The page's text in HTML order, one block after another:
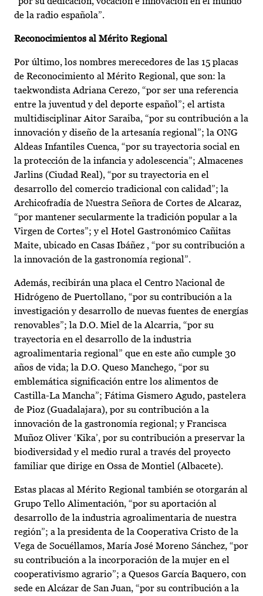
de la radio española”.
Reconocimientos al Mérito Regional
Por último, los nombres merecedores de las 15 placas
de Reconocimiento al Mérito Regional, que son: la
taekwondista Adriana Cerezo, “por ser una referencia
entre la juventud y del deporte español”; el artista
multidisciplinar Aitor Saraiba, “por su contribución a la
innovación y diseño de la artesanía regional”; la ONG
Aldeas Infantiles Cuenca, “por su trayectoria social en
la protección de la infancia y adolescencia”; Almacenes
Jarlins (Ciudad Real), “por su trayectoria en el
desarrollo del comercio tradicional con calidad”; la
Archicofradía de Nuestra Señora de Cortes de Alcaraz,
“por mantener secularmente la tradición popular a la
Virgen de Cortes”; y el Hotel Gastronómico Cañitas
Maite, ubicado en Casas Ibáñez , “por su contribución a
la innovación de la gastronomía regional”.
Además, recibirán una placa el Centro Nacional de
Hidrógeno de Puertollano, “por su contribución a la
investigación y desarrollo de nuevas fuentes de energías
renovables”; la D.O. Miel de la Alcarria, “por su
trayectoria en el desarrollo de la industria
agroalimentaria regional” que en este año cumple 30
años de vida; la D.O. Queso Manchego, “por su
emblemática significación entre los alimentos de
Castilla-La Mancha”; Fátima Gismero Agudo, pastelera
de Pioz (Guadalajara), por su contribución a la
innovación de la gastronomía regional; y Francisca
Muñoz Oliver ‘Kika’, por su contribución a preservar la
biodiversidad y el medio rural a través del proyecto
familiar que dirige en Ossa de Montiel (Albacete).
Estas placas al Mérito Regional también se otorgarán al
Grupo Tello Alimentación, “por su aportación al
desarrollo de la industria agroalimentaria de nuestra
región”; a la presidenta de la Cooperativa Cristo de la
Vega de Socuéllamos, María José Moreno Sánchez, “por
su contribución a la incorporación de la mujer en el
cooperativismo agrario”; a Quesos García Baquero, con
sede en Alcázar de San Juan, “por su contribución a la